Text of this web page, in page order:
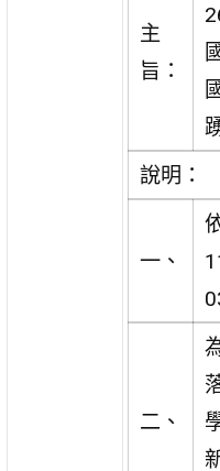
主
旨：
說明：
一、
二、